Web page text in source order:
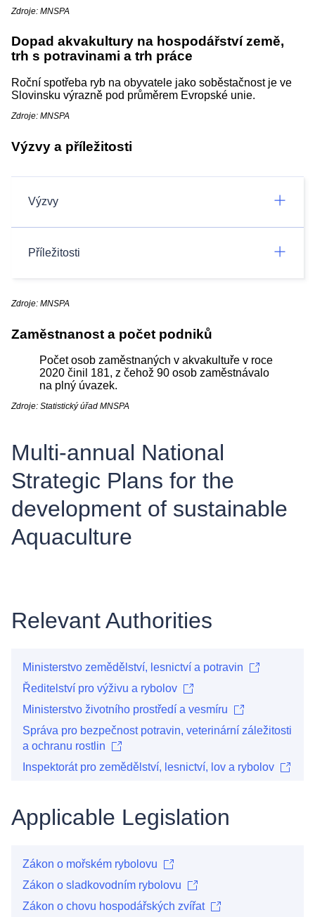
Zdroje: MNSPA
Dopad akvakultury na hospodářství země,
trh s potravinami a trh práce
Roční spotřeba ryb na obyvatele jako soběstačnost je ve
Slovinsku výrazně pod průměrem Evropské unie.
Zdroje: MNSPA
Výzvy a příležitosti
Výzvy
Příležitosti
Zdroje: MNSPA
Zaměstnanost a počet podniků
Počet osob zaměstnaných v akvakultuře v roce
2020 činil 181, z čehož 90 osob zaměstnávalo
na plný úvazek.
Zdroje: Statistický úřad MNSPA
Multi-annual National
Strategic Plans for the
development of sustainable
Aquaculture
Relevant Authorities
Ministerstvo zemědělství, lesnictví a potravin
Ředitelství pro výživu a rybolov
Ministerstvo životního prostředí a vesmíru
Správa pro bezpečnost potravin, veterinární záležitosti
a ochranu rostlin
Inspektorát pro zemědělství, lesnictví, lov a rybolov
Applicable Legislation
Zákon o mořském rybolovu
Zákon o sladkovodním rybolovu
Zákon o chovu hospodářských zvířat